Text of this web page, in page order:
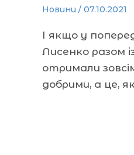
Новини / 07.10.2021
І якщо у
Лисенко разом
отримали
добрими, а це,